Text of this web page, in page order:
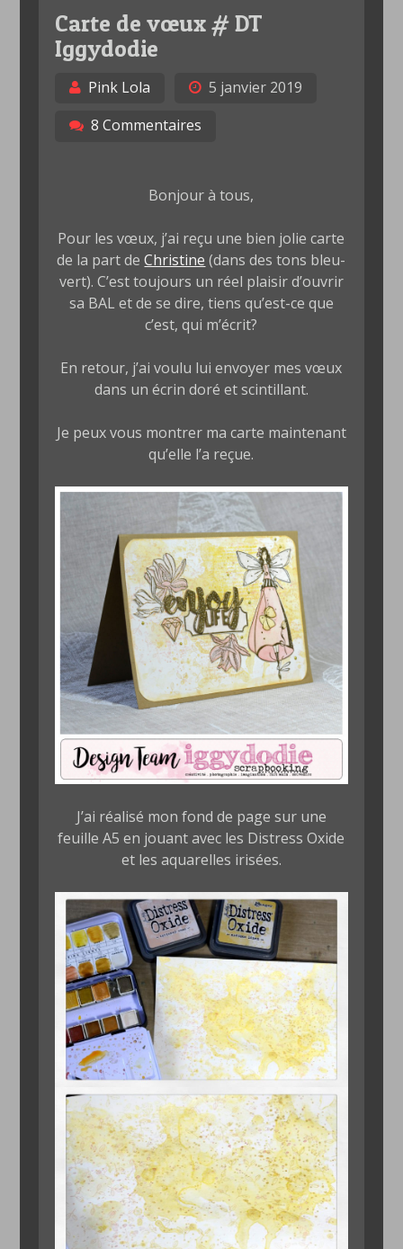
Carte de vœux # DT
Iggydodie
Pink Lola
5 janvier 2019
8 Commentaires
Bonjour à tous,
Pour les vœux, j’ai reçu une bien jolie carte
de la part deChristine (dans des tons bleu-
vert). C’est toujours un réel plaisir d’ouvrir
sa BAL et de se dire, tiens qu’est-ce que
c’est, qui m’écrit?
En retour, j’ai voulu lui envoyer mes vœux
dans un écrin doré et scintillant.
Je peux vous montrer ma carte maintenant
qu’elle l’a reçue.
J’ai réalisé mon fond de page sur une
feuille A5 en jouant avec les Distress Oxide
et les aquarelles irisées.